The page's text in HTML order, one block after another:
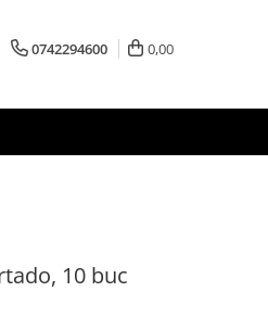
0742294600 0,00
10 buc